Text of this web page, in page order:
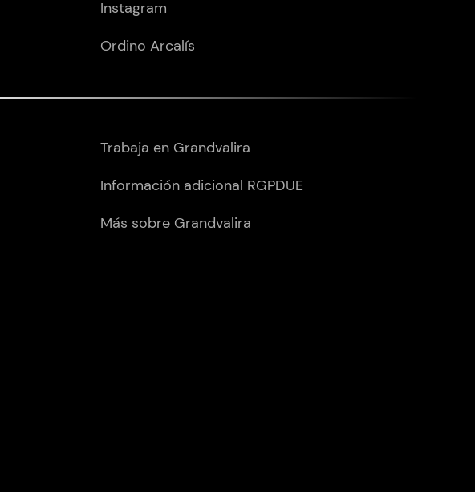
Instagram
Ordino Arcalís
Trabaja en Grandvalira
Información adicional RGPDUE
Más sobre Grandvalira